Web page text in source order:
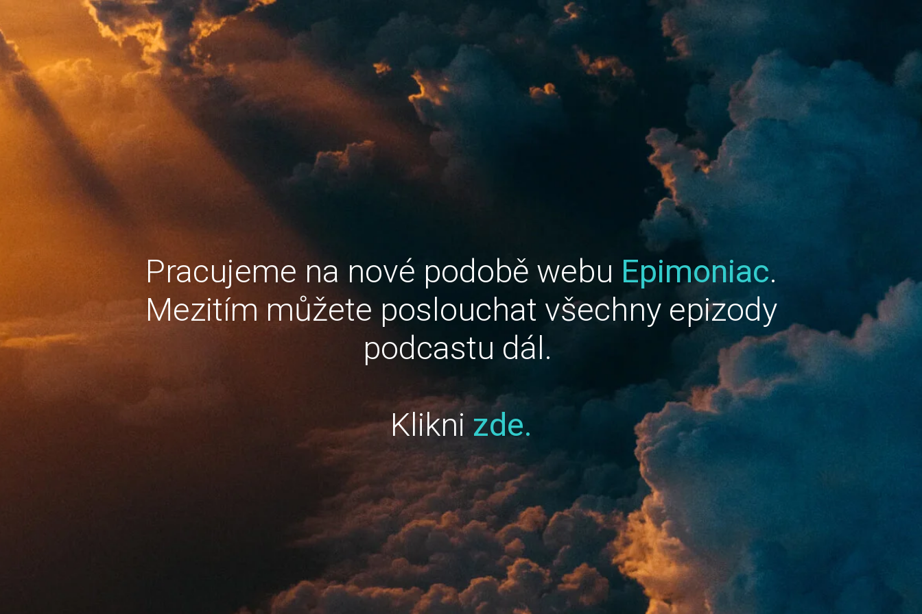
Pracujeme na nové podobě webu Epimoniac.
Mezitím můžete poslouchat všechny epizody
podcastu dál.
Klikni zde.